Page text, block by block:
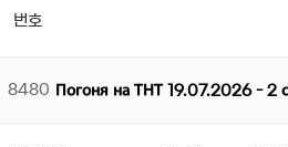
번호
8480 Погоня на ТНТ 19.07.2026 - 2